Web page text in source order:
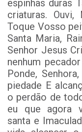
espinhas duras
criaturas.
Toque Vosso
Santa Maria,
Senhor Jesus
nenhum
Ponde,
piedade E
o perdão de
eu que agora
santa e